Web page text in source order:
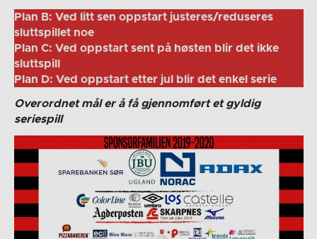
Plan B: Ved litt sen oppstart justeres/reduseres
sluttspillet noe
Plan C: Ved oppstart sent på høsten blir det ikke
sluttspill
Plan D: Ved oppstart etter jul blir det enkel serie
Overordnet mål er å få gjennomført et gyldig
seriespill